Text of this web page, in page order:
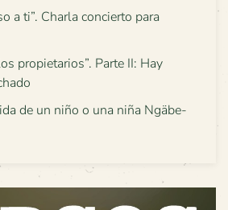
a ti”. Charla concierto para
propietarios”. Parte II: Hay
de un niño o una niña Ngäbe-